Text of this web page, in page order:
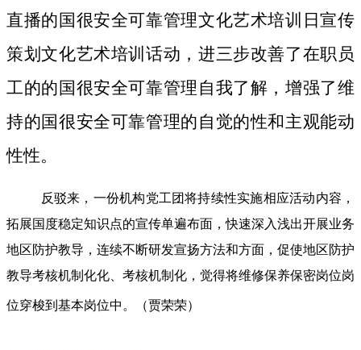
直播的国很安全可靠管理文化艺术培训日宣传
策划文化艺术培训话动，进三步改善了在职员
工的的国很安全可靠管理自我了解，增强了维
持的国很安全可靠管理的自觉的性和主观能动
性性。
反驳来，一份机构党工团将持续性实施相应活动内容，
拓展国度稳定知识点的宣传单遍布面，快速深入浅出开展业务
地区防护教导，连续不断研发宣扬方法和方面，促使地区防护
教导考核机制化化、考核机制化，觉得将维修保养保密岗位岗
位穿梭到基本岗位中。（贾荣荣）